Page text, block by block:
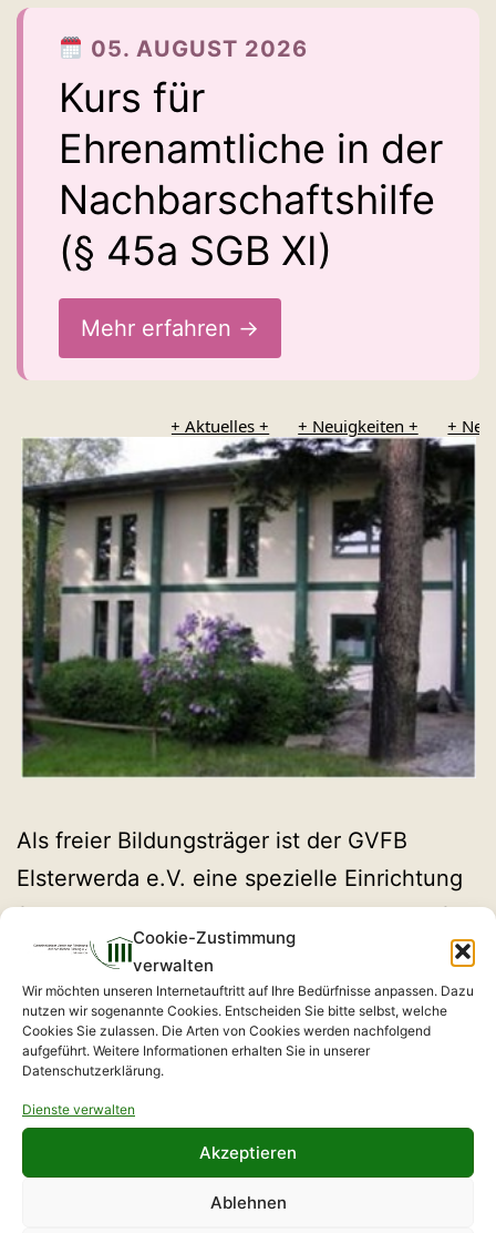
Cookie-Zustimmung
verwalten
Wir möchten unseren Internetauftritt auf Ihre Bedürfnisse anpassen. Dazu
nutzen wir sogenannte Cookies. Entscheiden Sie bitte selbst, welche
Cookies Sie zulassen. Die Arten von Cookies werden nachfolgend
aufgeführt. Weitere Informationen erhalten Sie in unserer
Datenschutzerklärung.
Dienste verwalten
Akzeptieren
Ablehnen
05. AUGUST 2026
Kurs für
Ehrenamtliche in der
Nachbarschaftshilfe
(§ 45a SGB XI)
Mehr erfahren →
+ Aktuelles + + Neuigkeiten + + Neue
Als freier Bildungsträger ist der GVFB
Elsterwerda e.V. eine spezielle Einrichtung
für Bildungsdienstleistungen und nimmt für
die Region Elbe-Elster in vielfältiger Weise
wirtschaftsfördernde Aufgaben wahr. Die
Gründungsväter des Vereins hatten sich
1991 der Idee verschrieben, wegfallende
betriebliche Ausbildungsplätze durch
außerbetriebliche Ausbildung zu
kompensieren. Damit wurde aber auch die
Möglichkeit geschaffen, sozial